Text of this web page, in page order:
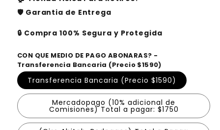
🛡️ Garantia de Entrega
🔒 Compra 100% Segura y Protegida
CON QUE MEDIO DE PAGO ABONARAS? -
Transferencia Bancaria (Precio $1590)
Transferencia Bancaria (Precio $1590)
Mercadopago (10% adicional de
Comisiones) Total a pagar: $1750